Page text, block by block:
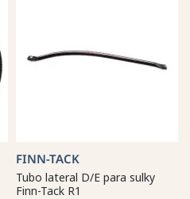
FINN-TACK
Tubo lateral D/E para sulky
Finn-Tack R1